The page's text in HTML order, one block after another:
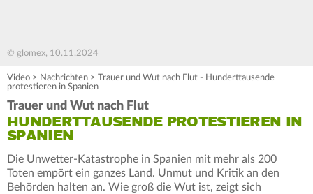
© glomex, 10.11.2024
Video > Nachrichten > Trauer und Wut nach Flut - Hunderttausende
protestieren in Spanien
Trauer und Wut nach Flut
HUNDERTTAUSENDE PROTESTIEREN IN
SPANIEN
Die Unwetter-Katastrophe in Spanien mit mehr als 200
Toten empört ein ganzes Land. Unmut und Kritik an den
Behörden halten an. Wie groß die Wut ist, zeigt sich